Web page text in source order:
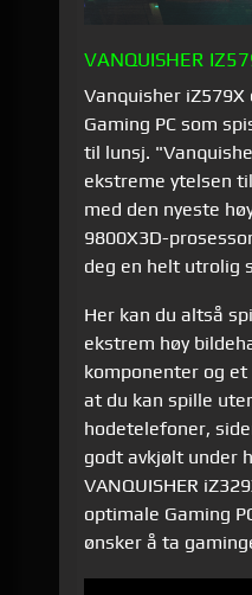
VANQUISHER
Vanquisher
Gaming PC som
til lunsj.
ekstreme ytelsen
med den nyeste
9800X3D-
deg en helt utrolig
Her kan du altså
ekstrem høy
komponenter og
at du kan spille
hodetelefoner,
godt avkjølt under
VANQUISHER
optimale Gaming
ønsker å ta